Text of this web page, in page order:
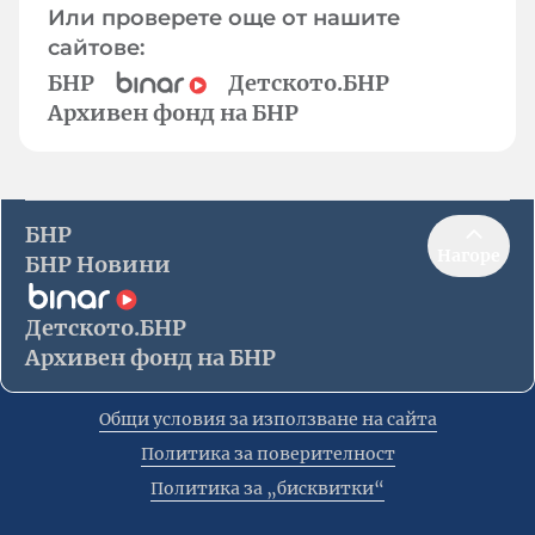
Или проверете още от нашите
сайтове:
БНР
Детското.БНР
Архивен фонд на БНР
БНР
БНР Новини
Детското.БНР
Архивен фонд на БНР
Общи условия за използване на сайта
Политика за поверителност
Политика за „бисквитки“